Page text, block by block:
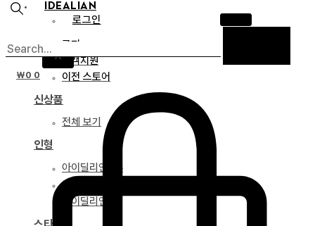
IDEALIAN
로그인
X
공지
고객지원
이전 스토어
신상품
전체 보기
인형
아이딜리언 75
아이딜리언 68
아이딜리언 51
₩0 0